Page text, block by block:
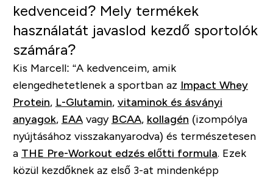
kedvenceid? Mely termékek
használatát javaslod kezdő sportolók
számára?
Kis Marcell: “A kedvenceim, amik
elengedhetetlenek a sportban az Impact Whey
Protein, L-Glutamin, vitaminok és ásványi
anyagok, EAAvagy BCAA, kollagén (izompólya
nyújtásához visszakanyarodva) és természetesen
a THE Pre-Workout edzés előtti formula. Ezek
közül kezdőknek az első 3-at mindenképp